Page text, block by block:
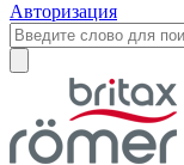
Авторизация